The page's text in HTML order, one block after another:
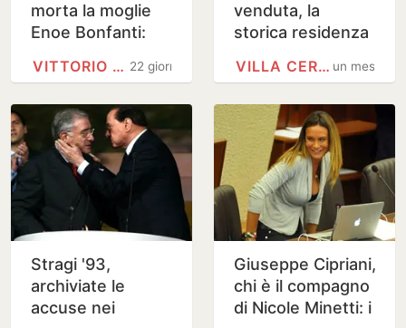
morta la moglie
Enoe Bonfanti:
58 anni
22 giorni
VITTORIO FELTRI
venduta, la
storica residenza
grande del
un mese
VILLA CERTOSA
Stragi '93,
archiviate le
accuse nei
Giuseppe Cipriani,
chi è il compagno
di Nicole Minetti: i